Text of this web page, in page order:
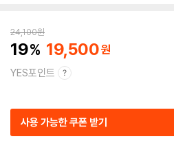
24,100원
19 19,500
YES포인트
사용 가능한 쿠폰 받기